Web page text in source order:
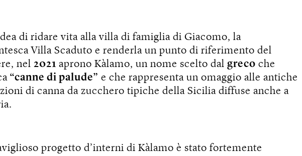
di ridare vita alla villa di famiglia di Giacomo, la
Villa Scaduto e renderla un punto di riferimento del
nel 2021 aprono Kàlamo, un nome scelto dal greco che
“canne di palude” e che rappresenta un omaggio alle antiche
di canna da zucchero tipiche della Sicilia diffuse anche a
progetto d’interni di Kàlamo è stato fortemente